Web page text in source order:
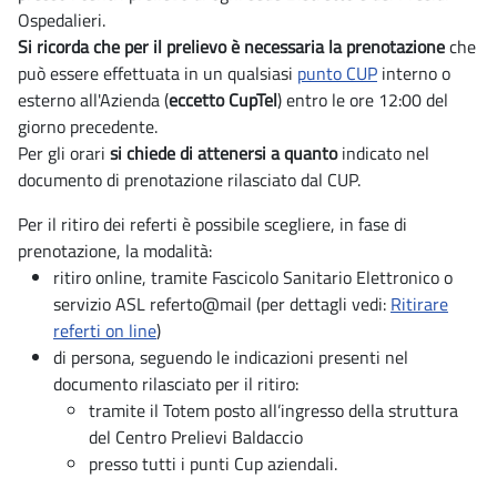
Ospedalieri.
Si ricorda che per il prelievo è necessaria la prenotazioneche
può essere effettuata in un qualsiasi punto CUP interno o
esterno all'Azienda (eccetto CupTel) entro le ore 12:00 del
giorno precedente.
Per gli orari si chiede di attenersi a quantoindicato nel
documento di prenotazione rilasciato dal CUP.
Per il ritiro dei referti è possibile scegliere, in fase di
prenotazione, la modalità:
ritiro online, tramite Fascicolo Sanitario Elettronico o
servizio ASL referto@mail (per dettagli vedi: Ritirare
referti on line)
di persona, seguendo le indicazioni presenti nel
documento rilasciato per il ritiro:
tramite il Totem posto all’ingresso della struttura
del Centro Prelievi Baldaccio
presso tutti i punti Cup aziendali.